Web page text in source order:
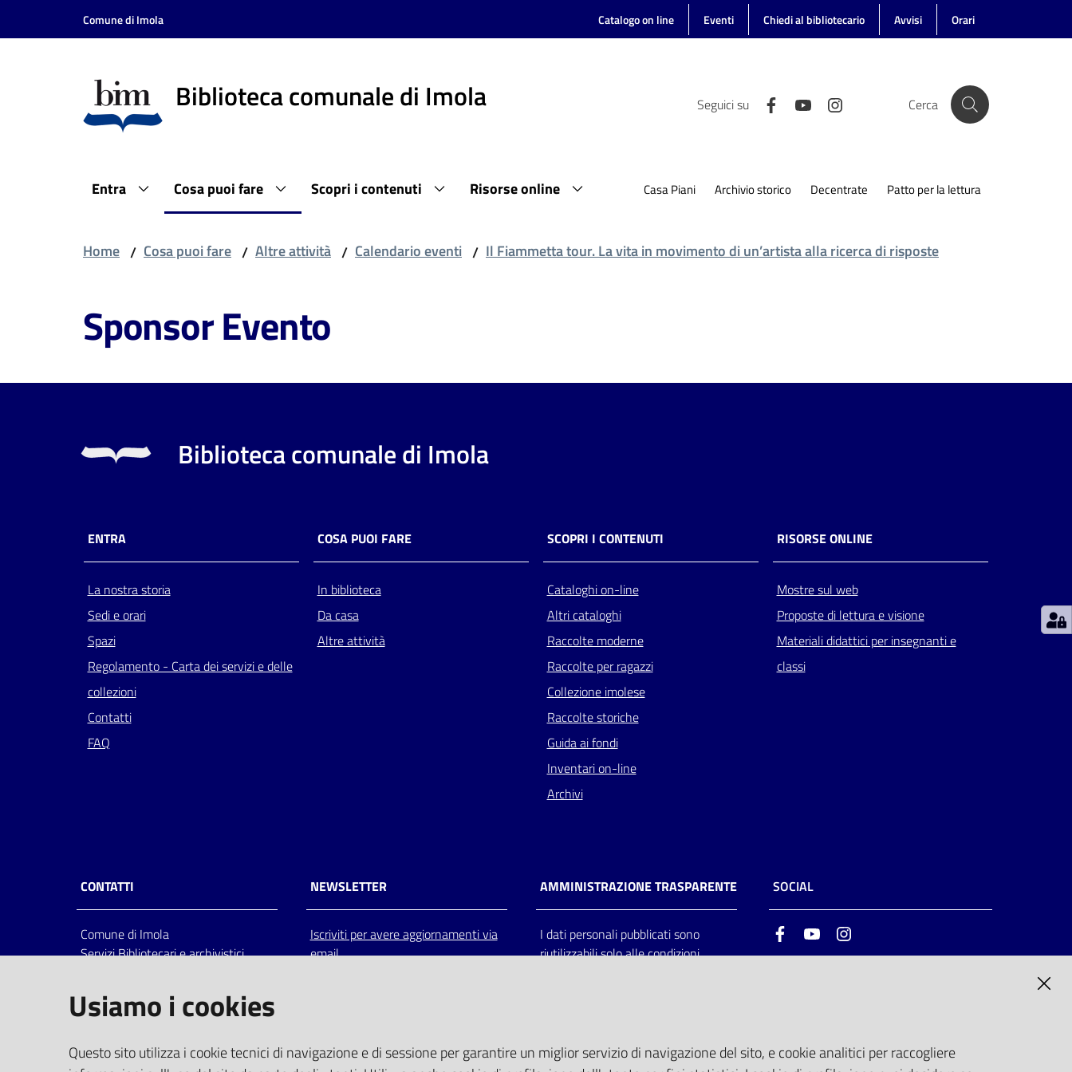
Vai al contenuto
Vai alla navigazione
Comune di Imola Catalogo on line Eventi Chiedi al bibliotecario Avvisi Orari
Biblioteca comunale di Imola Seguici su Cerca
Entra Cosa puoi fare Scopri i contenuti Risorse online Casa Piani Archivio storico Decentrate Patto per la lettura
Home / Cosa puoi fare / Altre attività / Calendario eventi / Il Fiammetta tour. La vita in movimento di un’artista alla ricerca di risposte
Sponsor Evento
Biblioteca comunale di Imola
ENTRA
La nostra storia
Sedi e orari
Spazi
Regolamento - Carta dei servizi e delle
collezioni
Contatti
FAQ
COSA PUOI FARE
In biblioteca
Da casa
Altre attività
SCOPRI I CONTENUTI
Cataloghi on-line
Altri cataloghi
Raccolte moderne
Raccolte per ragazzi
Collezione imolese
Raccolte storiche
Guida ai fondi
Inventari on-line
Archivi
RISORSE ONLINE
Mostre sul web
Proposte di lettura e visione
Materiali didattici per insegnanti e
classi
CONTATTI
Comune di Imola
Servizi Bibliotecari e archivistici
Italia
centralino: tel 0542.6026.36 fax
bim@comune.imola.bo.it
PEC
NEWSLETTER
Iscriviti per avere aggiornamenti via
email
AMMINISTRAZIONE TRASPARENTE
I dati personali pubblicati sono
riutilizzabili solo alle condizioni
SOCIAL
FacebookYoutube
Usiamo i cookies
Questo sito utilizza i cookie tecnici di navigazione e di sessione per garantire un miglior servizio di navigazione del sito, e cookie analitici per raccogliere